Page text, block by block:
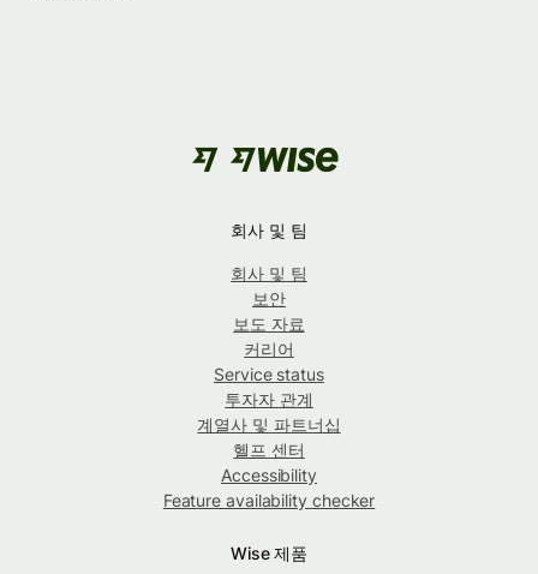
회사 및 팀
회사 및 팀
보안
보도 자료
커리어
Service status
투자자 관계
계열사 및 파트너십
헬프 센터
Accessibility
Feature availability checker
Wise 제품